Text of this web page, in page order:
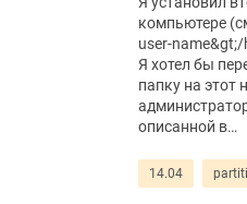
компьютере
user-
Я хотел бы
папку на этот
описанной в…
14.04